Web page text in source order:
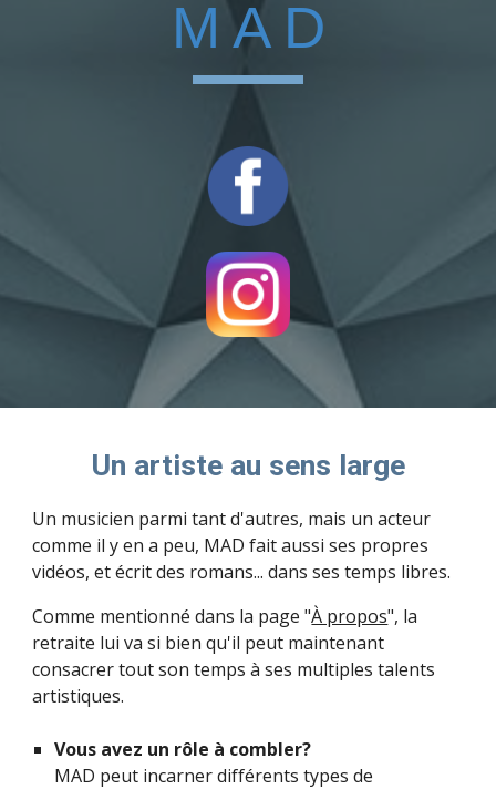
M A D
Un artiste au sens large
Un musicien parmi tant d'autres, mais un acteur
comme il y en a peu, MAD fait aussi ses propres
vidéos, et écrit des romans... dans ses temps libres.
Comme mentionné dans la page "À propos", la
retraite lui va si bien qu'il peut maintenant
consacrer tout son temps à ses multiples talents
artistiques.
Vous avez un rôle à combler?
MAD peut incarner différents types de